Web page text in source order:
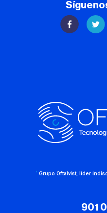
· Grupo Oftalvist, líder
901